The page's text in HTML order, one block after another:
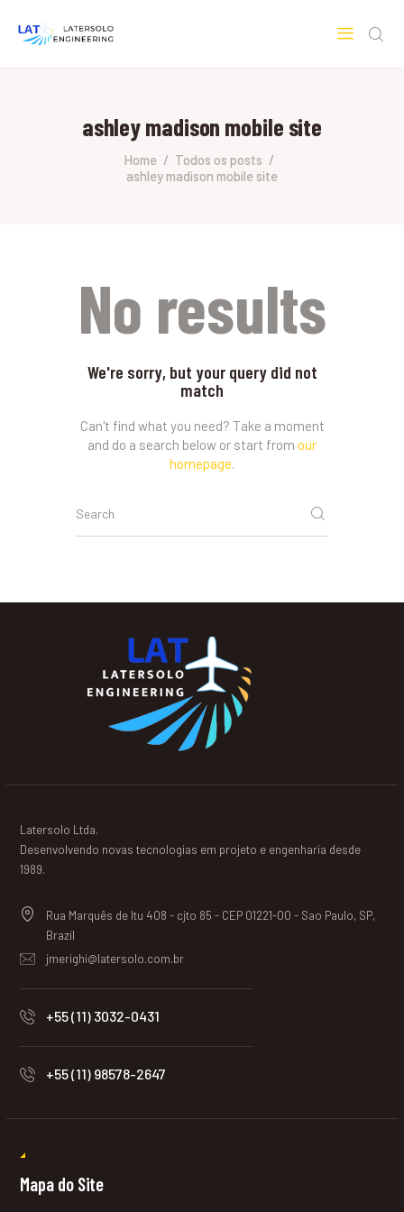
ashley madison mobile site
Home
Todos os posts
ashley madison mobile site
HOME
SOBRE A LATERSOLO
ENGINEERING
No results
We're sorry, but your query did not
match
Can't find what you need? Take a moment
and do a search below or start from our
homepage.
Latersolo Ltda.
Desenvolvendo novas tecnologias em projeto e engenharia desde
1989.
Rua Marquês de Itu 408 - cjto 85 - CEP 01221-00 - Sao Paulo, SP,
Brazil
jmerighi@latersolo.com.br
+55 (11) 3032-0431
+55 (11) 98578-2647
Mapa do Site